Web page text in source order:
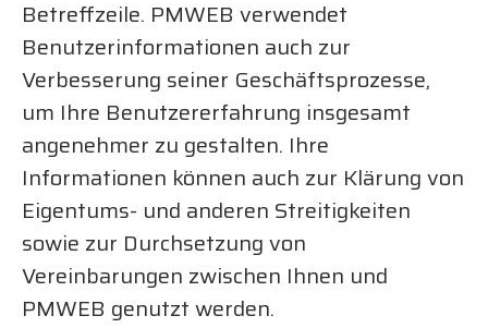
Betreffzeile. PMWEB verwendet
Benutzerinformationen auch zur
Verbesserung seiner Geschäftsprozesse,
um Ihre Benutzererfahrung insgesamt
angenehmer zu gestalten. Ihre
Informationen können auch zur Klärung von
Eigentums- und anderen Streitigkeiten
sowie zur Durchsetzung von
Vereinbarungen zwischen Ihnen und
PMWEB genutzt werden.